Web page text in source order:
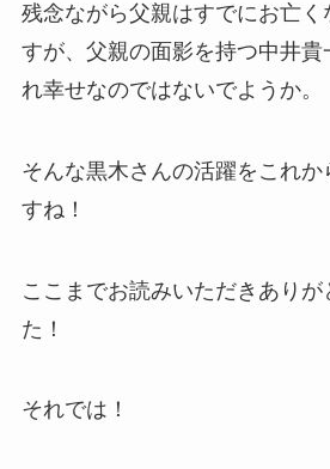
残念ながら父親はすでにお亡く
すが、父親の面影を持つ中井貴
れ幸せなのではないでようか。
そんな黒木さんの活躍をこれ
すね！
ここまでお読みいただきありが
た！
それでは！